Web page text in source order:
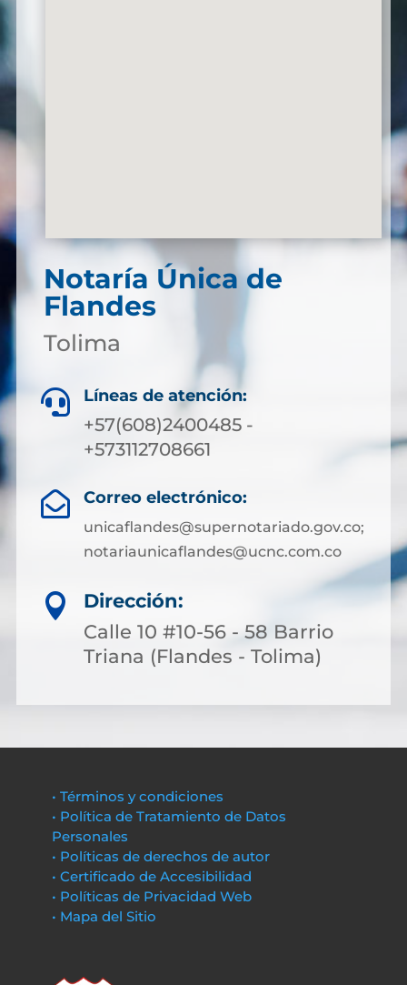
Notaría Única de
Flandes
Tolima
 Líneas de atención:
+57(608)2400485 -
+573112708661
 Correo electrónico:
unicaflandes@supernotariado.gov.co;
notariaunicaflandes@ucnc.com.co

Dirección:
Calle 10 #10-56 - 58 Barrio
Triana (Flandes - Tolima)
• Términos y condiciones
• Política de Tratamiento de Datos
Personales
• Políticas de derechos de autor
• Certificado de Accesibilidad
• Políticas de Privacidad Web
• Mapa del Sitio